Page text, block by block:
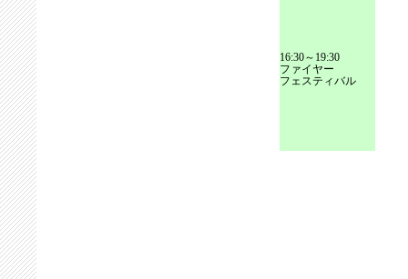
16:30～19:30
ファイヤー
フェスティバル